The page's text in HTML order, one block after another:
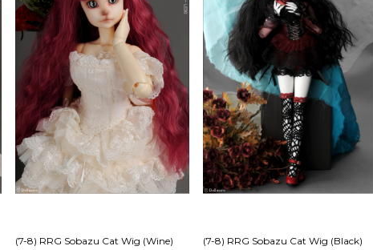
(7-8) RRG Sobazu Cat Wig (Wine) (7-8) RRG Sobazu Cat Wig (Black)